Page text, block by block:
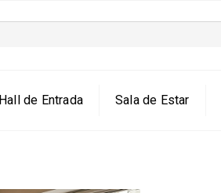
Hall de Entrada Sala de Estar